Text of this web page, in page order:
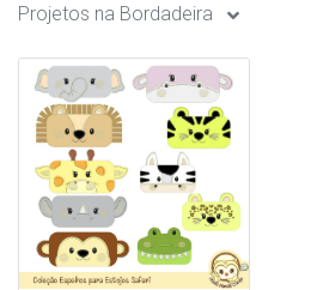
Projetos na Bordadeira